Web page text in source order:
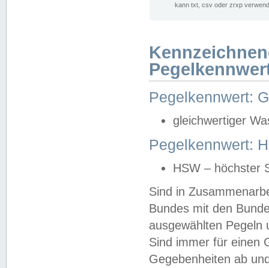
kann txt, csv oder zrxp
Pegelkennwert:
gleichwertiger
Pegelkennwert:
HSW – höchster
Sind in
Bundes mit den
ausgewählten
Sind immer für einen
Gegebenheiten ab